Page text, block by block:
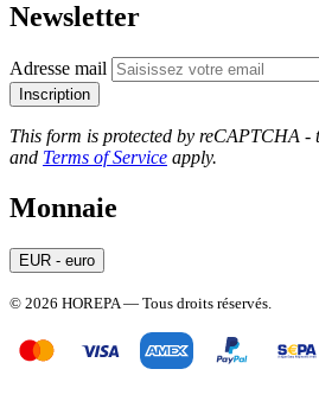
Newsletter
Adresse mail
Inscription
This form is protected by reCAPTCHA -
and Terms of Service apply.
Monnaie
EUR - euro
© 2026 HOREPA — Tous droits réservés.